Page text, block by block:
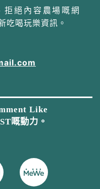
拒絕內容農場嘅網
吃喝玩樂資訊。
Like
嘅動力。